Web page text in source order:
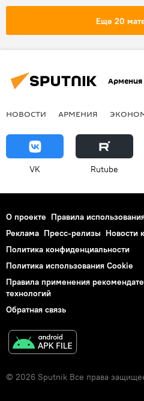
Еще 20
Армения
НОВОСТИ АРМЕНИЯ
VK Rutube
О проекте Правила
Реклама Пресс-релизы Новости
Политика конфиденциальности
Политика использования Cookie
Правила применения
технологий
Обратная связь
© 2026 Sputnik Все права